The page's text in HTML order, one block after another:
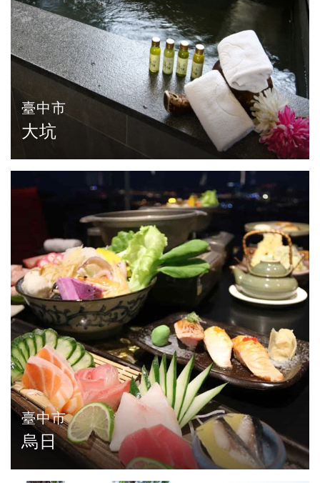
臺中市
大坑
臺中市
烏日